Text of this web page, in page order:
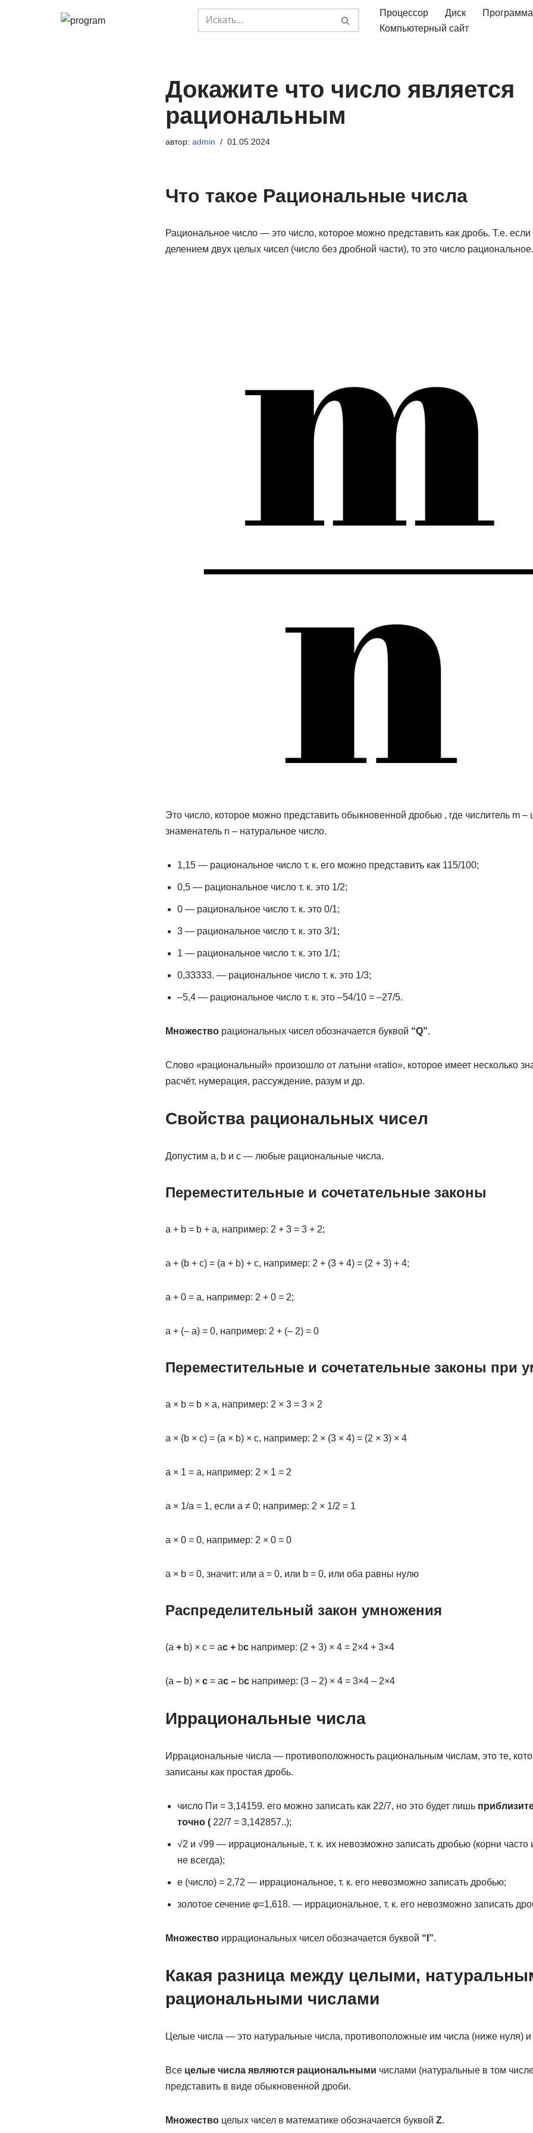
Процессор Диск Программа
Компьютерный сайт
Докажите что число является
рациональным
автор: admin 01.05.2024
Что такое Рациональные числа
Рациональное число — это число, которое можно представить как дробь. Т.е.
делением двух целых чисел (число без дробной части), то это число рациональное.
Это число, которое можно представить обыкновенной дробью , где числитель m –
знаменатель n – натуральное число.
1,15 — рациональное число т. к. его можно представить как 115/100;
0,5 — рациональное число т. к. это 1/2;
0 — рациональное число т. к. это 0/1;
3 — рациональное число т. к. это 3/1;
1 — рациональное число т. к. это 1/1;
0,33333. — рациональное число т. к. это 1/3;
–5,4 — рациональное число т. к. это –54/10 = –27/5.
Множестворациональных чисел обозначается буквой “Q”.
Слово «рациональный» произошло от латыни «ratio», которое имеет несколько
расчёт, нумерация, рассуждение, разум и др.
Свойства рациональных чисел
Допустим а, b и c — любые рациональные числа.
Переместительные и сочетательные законы
а + b = b + а, например: 2 + 3 = 3 + 2;
а + (b + с) = (а + b) + с, например: 2 + (3 + 4) = (2 + 3) + 4;
а + 0 = а, например: 2 + 0 = 2;
а + (– а) = 0, например: 2 + (– 2) = 0
Переместительные и сочетательные законы при
a × b = b × a, например: 2 × 3 = 3 × 2
a × (b × c) = (a × b) × c, например: 2 × (3 × 4) = (2 × 3) × 4
а × 1 = а, например: 2 × 1 = 2
а × 1/a = 1, если а ≠ 0; например: 2 × 1/2 = 1
а × 0 = 0, например: 2 × 0 = 0
а × b = 0, значит: или а = 0, или b = 0, или оба равны нулю
Распределительный закон умножения
(а +b) × с = ас +bснапример: (2 + 3) × 4 = 2×4 + 3×4
(а –b) × с= ас –bснапример: (3 – 2) × 4 = 3×4 – 2×4
Иррациональные числа
Иррациональные числа — противоположность рациональным числам, это те,
записаны как простая дробь.
число Пи = 3,14159. его можно записать как 22/7, но это будет лишь
точно (22/7 = 3,142857..);
√2 и √99 — иррациональные, т. к. их невозможно записать дробью (корни
не всегда);
e (число) = 2,72 — иррациональное, т. к. его невозможно записать дробью;
золотое сечение φ=1,618. — иррациональное, т. к. его невозможно записать
Множествоиррациональных чисел обозначается буквой “I”.
Какая разница между целыми,
рациональными числами
Целые числа — это натуральные числа, противоположные им числа (ниже нуля) и
Все целые числа являются рациональными числами (натуральные в том
представить в виде обыкновенной дроби.
Множествоцелых чисел в математике обозначается буквой Z.